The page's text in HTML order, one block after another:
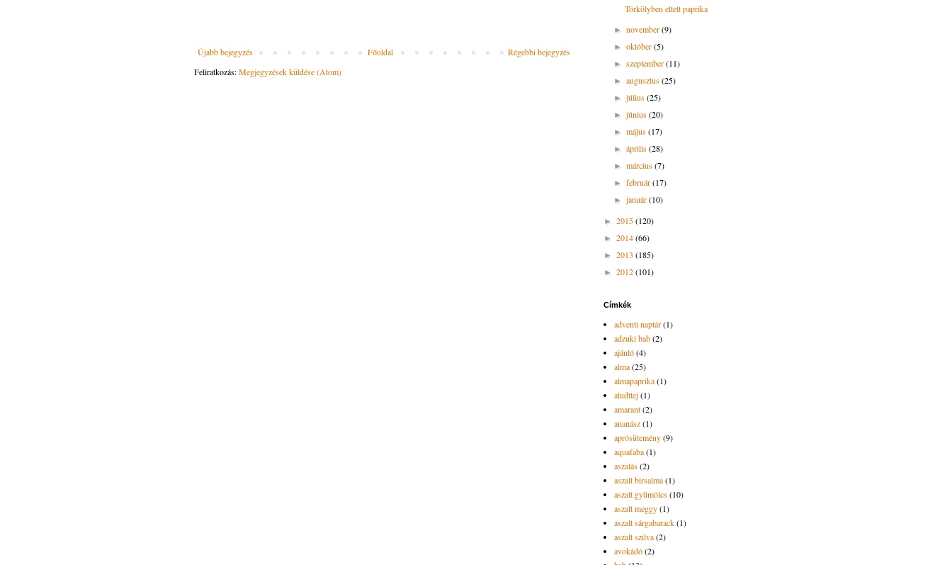
Újabb bejegyzés Régebbi bejegyzés
Főoldal
Feliratkozás:Megjegyzések küldése (Atom)
Törkölyben eltett paprika
►november(9)
►október(5)
►szeptember(11)
►augusztus(25)
►július(25)
►június(20)
►május(17)
►április(28)
►március(7)
►február(17)
►január(10)
► 2015(120)
► 2014(66)
► 2013 (185)
► 2012(101)
Címkék
adventi naptár(1)
adzuki bab(2)
ajánló(4)
alma(25)
almapaprika(1)
aludttej(1)
amarant(2)
ananász(1)
aprósütemény(9)
aquafaba(1)
aszalás(2)
aszalt birsalma(1)
aszalt gyümölcs(10)
aszalt meggy(1)
aszalt sárgabarack(1)
aszalt szilva(2)
avokádó(2)